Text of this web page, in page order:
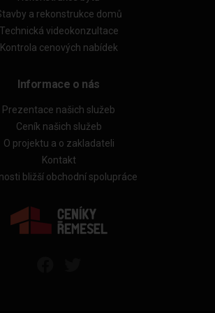
a rekonstrukce domů
Technická videokonzultace
Kontrola cenových nabídek
Informace o nás
Prezentace našich služeb
Ceník našich služeb
O projektu a o zakladateli
Kontakt
bližší obchodní spolupráce